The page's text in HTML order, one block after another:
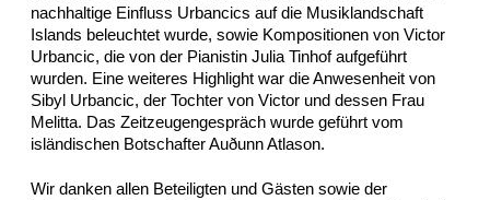
nachhaltige Einfluss Urbancics auf die Musiklandschaft
Islands beleuchtet wurde, sowie Kompositionen von Victor
Urbancic, die von der Pianistin Julia Tinhof aufgeführt
wurden. Eine weiteres Highlight war die Anwesenheit von
Sibyl Urbancic, der Tochter von Victor und dessen Frau
Melitta. Das Zeitzeugengespräch wurde geführt vom
isländischen Botschafter Auðunn Atlason.
Wir danken allen Beteiligten und Gästen sowie der